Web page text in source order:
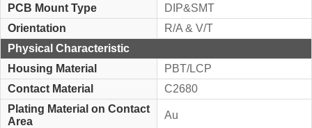
PCB Mount Type
DIP&SMT
Orientation
R/A & V/T
Physical Characteristic
Housing Material
PBT/LCP
Contact Material
C2680
Plating Material on Contact
Area
Au